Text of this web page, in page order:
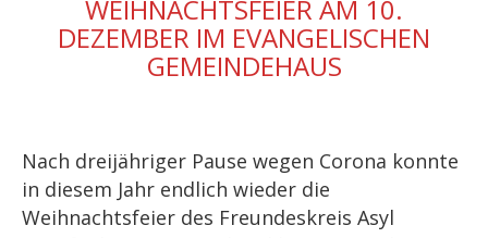
WEIHNACHTSFEIER AM 10.
DEZEMBER IM EVANGELISCHEN
GEMEINDEHAUS
Nach dreijähriger Pause wegen Corona konnte
in diesem Jahr endlich wieder die
Weihnachtsfeier des Freundeskreis Asyl